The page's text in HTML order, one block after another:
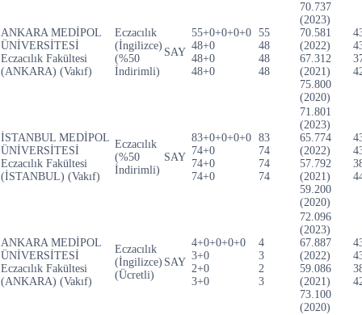
ANKARA MEDİPOL
ÜNİVERSİTESİ
Eczacılık Fakültesi
(ANKARA) (Vakıf)
Eczacılık
(İngilizce)
(%50
İndirimli)
SAY
55+0+0+0+0
48+0
48+0
48+0
55
48
48
48
70.737
(2023)
70.581
(2022)
67.312
(2021)
75.800
(2020)
İSTANBUL MEDİPOL
ÜNİVERSİTESİ
Eczacılık Fakültesi
(İSTANBUL) (Vakıf)
Eczacılık
(%50
İndirimli)
SAY
83+0+0+0+0
74+0
74+0
74+0
83
74
74
74
71.801
(2023)
65.774
(2022)
57.792
(2021)
59.200
(2020)
ANKARA MEDİPOL
ÜNİVERSİTESİ
Eczacılık Fakültesi
(ANKARA) (Vakıf)
Eczacılık
(İngilizce)
(Ücretli)
SAY
4+0+0+0+0
3+0
2+0
3+0
4
3
2
3
72.096
(2023)
67.887
(2022)
59.086
(2021)
73.100
(2020)